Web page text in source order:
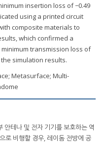
insertion loss of −0.49
using a printed circuit
composite materials to
which confirmed a
transmission loss of
simulation results.
Metasurface; Multi-
안테나 및 전자 기기를 보호하는 역
로 비행할 경우, 레이돔 전방에 공